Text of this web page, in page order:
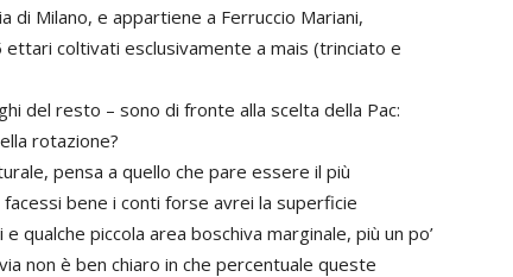
di Milano, e appartiene a Ferruccio Mariani,
coltivati esclusivamente a mais (trinciato e
del resto – sono di fronte alla scelta della Pac:
rotazione?
pensa a quello che pare essere il più
facessi bene i conti forse avrei la superficie
qualche piccola area boschiva marginale, più un po’
non è ben chiaro in che percentuale queste